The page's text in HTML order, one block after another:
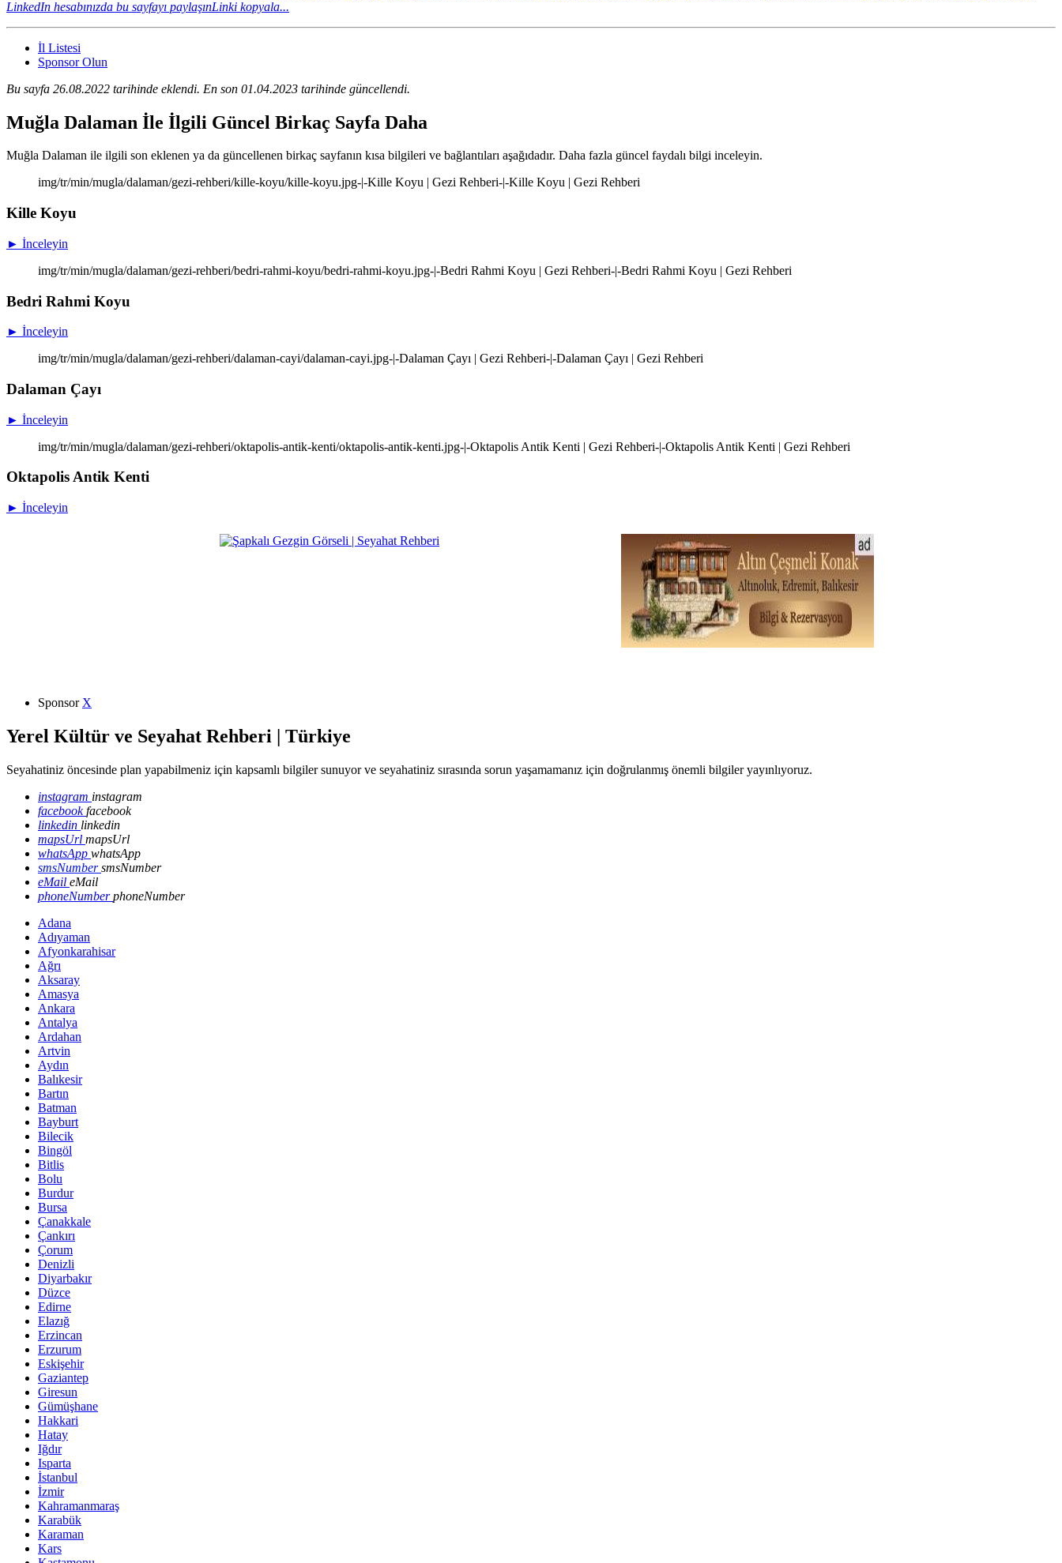
LinkedIn hesabınızda bu sayfayı paylaşınLinki kopyala...
İl Listesi
Sponsor Olun
Bu sayfa 26.08.2022 tarihinde eklendi. En son 01.04.2023 tarihinde güncellendi.
Muğla Dalaman İle İlgili Güncel Birkaç Sayfa Daha
Muğla Dalaman ile ilgili son eklenen ya da güncellenen birkaç sayfanın kısa bilgileri ve bağlantıları aşağıdadır. Daha fazla güncel faydalı bilgi inceleyin.
img/tr/min/mugla/dalaman/gezi-rehberi/kille-koyu/kille-koyu.jpg-|-Kille Koyu | Gezi Rehberi-|-Kille Koyu | Gezi Rehberi
Kille Koyu
► İnceleyin
img/tr/min/mugla/dalaman/gezi-rehberi/bedri-rahmi-koyu/bedri-rahmi-koyu.jpg-|-Bedri Rahmi Koyu | Gezi Rehberi-|-Bedri Rahmi Koyu | Gezi Rehberi
Bedri Rahmi Koyu
► İnceleyin
img/tr/min/mugla/dalaman/gezi-rehberi/dalaman-cayi/dalaman-cayi.jpg-|-Dalaman Çayı | Gezi Rehberi-|-Dalaman Çayı | Gezi Rehberi
Dalaman Çayı
► İnceleyin
img/tr/min/mugla/dalaman/gezi-rehberi/oktapolis-antik-kenti/oktapolis-antik-kenti.jpg-|-Oktapolis Antik Kenti | Gezi Rehberi-|-Oktapolis Antik Kenti | Gezi Rehberi
Oktapolis Antik Kenti
► İnceleyin
Sponsor X
Yerel Kültür ve Seyahat Rehberi | Türkiye
Seyahatiniz öncesinde plan yapabilmeniz için kapsamlı bilgiler sunuyor ve seyahatiniz sırasında sorun yaşamamanız için doğrulanmış önemli bilgiler yayınlıyoruz.
instagram instagram
facebookfacebook
linkedin linkedin
mapsUrl mapsUrl
whatsApp whatsApp
smsNumbersmsNumber
eMail eMail
phoneNumberphoneNumber
Adana
Adıyaman
Afyonkarahisar
Ağrı
Aksaray
Amasya
Ankara
Antalya
Ardahan
Artvin
Aydın
Balıkesir
Bartın
Batman
Bayburt
Bilecik
Bingöl
Bitlis
Bolu
Burdur
Bursa
Çanakkale
Çankırı
Çorum
Denizli
Diyarbakır
Düzce
Edirne
Elazığ
Erzincan
Erzurum
Eskişehir
Gaziantep
Giresun
Gümüşhane
Hakkari
Hatay
Iğdır
Isparta
İstanbul
İzmir
Kahramanmaraş
Karabük
Karaman
Kars